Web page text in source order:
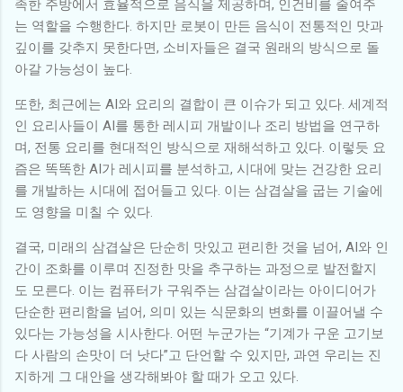
족한 주방에서 효율적으로 음식을 제공하며, 인건비를 줄여주
는 역할을 수행한다. 하지만 로봇이 만든 음식이 전통적인 맛과
깊이를 갖추지 못한다면, 소비자들은 결국 원래의 방식으로 돌
아갈 가능성이 높다.
또한, 최근에는 AI와 요리의 결합이 큰 이슈가 되고 있다. 세계적
인 요리사들이 AI를 통한 레시피 개발이나 조리 방법을 연구하
며, 전통 요리를 현대적인 방식으로 재해석하고 있다. 이렇듯 요
즘은 똑똑한 AI가 레시피를 분석하고, 시대에 맞는 건강한 요리
를 개발하는 시대에 접어들고 있다. 이는 삼겹살을 굽는 기술에
도 영향을 미칠 수 있다.
결국, 미래의 삼겹살은 단순히 맛있고 편리한 것을 넘어, AI와 인
간이 조화를 이루며 진정한 맛을 추구하는 과정으로 발전할지
도 모른다. 이는 컴퓨터가 구워주는 삼겹살이라는 아이디어가
단순한 편리함을 넘어, 의미 있는 식문화의 변화를 이끌어낼 수
있다는 가능성을 시사한다. 어떤 누군가는 “기계가 구운 고기보
다 사람의 손맛이 더 낫다”고 단언할 수 있지만, 과연 우리는 진
지하게 그 대안을 생각해봐야 할 때가 오고 있다.